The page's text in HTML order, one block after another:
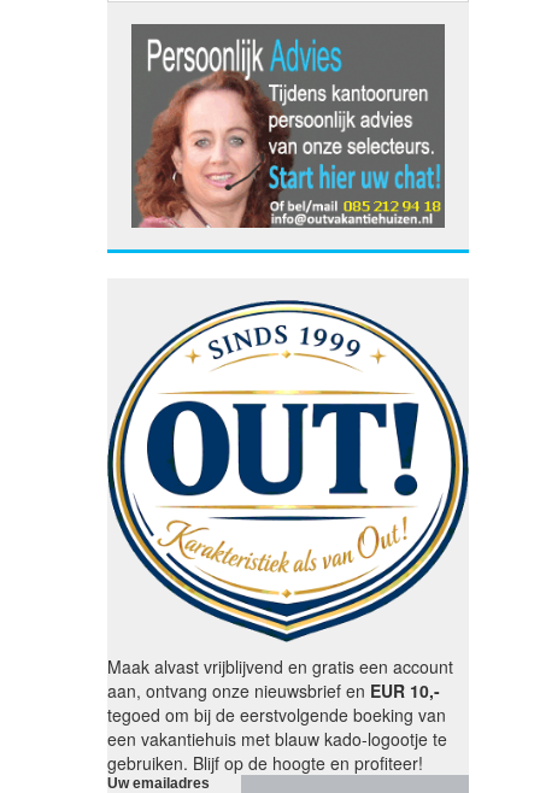
Maak alvast vrijblijvend en gratis een account
aan, ontvang onze nieuwsbrief en EUR 10,-
tegoed om bij de eerstvolgende boeking van
een vakantiehuis met blauw kado-logootje te
gebruiken. Blijf op de hoogte en profiteer!
Uw emailadres